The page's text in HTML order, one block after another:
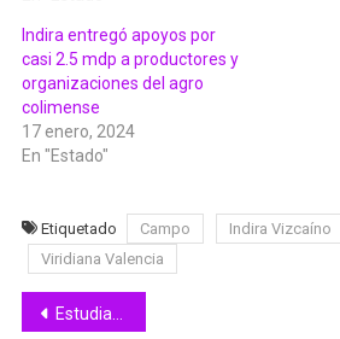
Indira entregó apoyos por
casi 2.5 mdp a productores y
organizaciones del agro
colimense
17 enero, 2024
En "Estado"
Etiquetado Campo
Indira Vizcaíno
Viridiana Valencia
Navegación
Estudiantes de Manzanillo reciben Beca de Excelencia CONTECON